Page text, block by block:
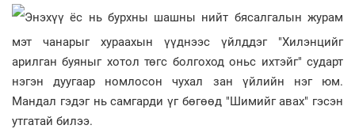
Энэхүү ёс нь бурхны шашны нийт бясалгалын журам
мэт чанарыг хураахын үүднээс үйлддэг "Хилэнцийг
арилган буяныг хотол төгс болгоход оньс ихтэйг" сударт
нэгэн дуугаар номлосон чухал зан үйлийн нэг юм.
Мандал гэдэг нь самгарди үг бөгөөд "Шимийг авах" гэсэн
утгатай билээ.